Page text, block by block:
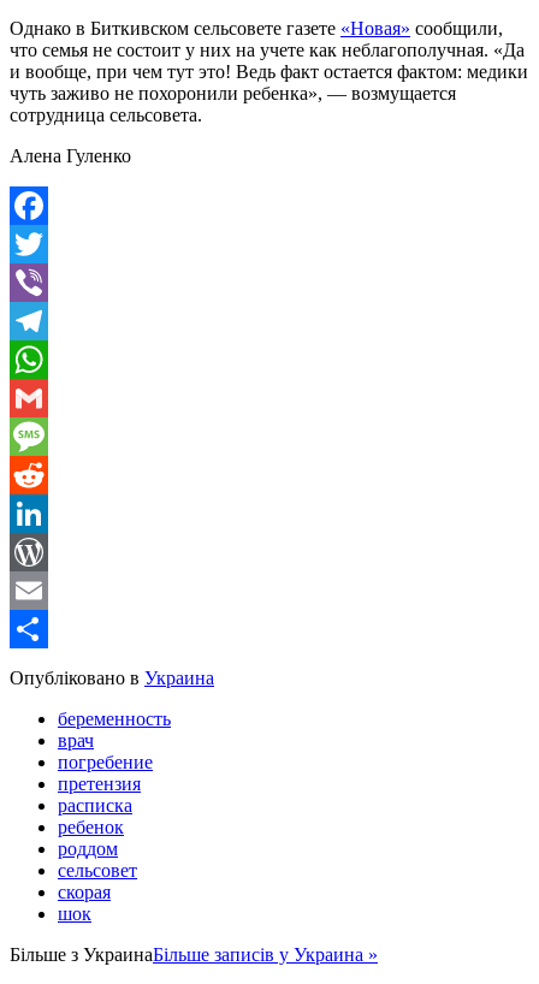
Однако в Биткивском сельсовете газете «Новая» сообщили,
что семья не состоит у них на учете как неблагополучная. «Да
и вообще, при чем тут это! Ведь факт остается фактом: медики
чуть заживо не похоронили ребенка», — возмущается
сотрудница сельсовета.
Алена Гуленко
Facebook
Twitter
Viber
Telegram
WhatsApp
Gmail
Message
Reddit
LinkedIn
WordPress
Email
Share
Опубліковано в Украина
беременность
врач
погребение
претензия
расписка
ребенок
роддом
сельсовет
скорая
шок
Більше з УкраинаБільше записів у Украина »